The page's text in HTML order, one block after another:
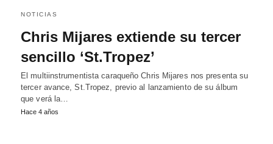
NOTICIAS
Chris Mijares extiende su tercer
sencillo ‘St.Tropez’
El multiinstrumentista caraqueño Chris Mijares nos presenta su
tercer avance, St.Tropez, previo al lanzamiento de su álbum
que verá la…
Hace 4 años